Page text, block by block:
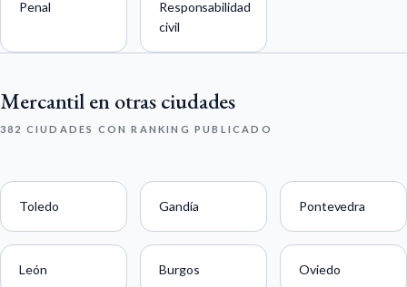
Penal
Responsabilidad
civil
Mercantil en otras ciudades
382 CIUDADES CON RANKING PUBLICADO
Toledo Gandía Pontevedra
León Burgos Oviedo